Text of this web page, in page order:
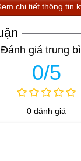
chi tiết thông tin
Đánh giá trung
0/5
0 đánh giá